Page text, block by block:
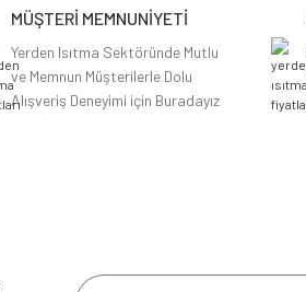
MÜŞTERİ MEMNUNİYETİ
Yerden Isıtma Sektöründe Mutlu
ve Memnun Müşterilerle Dolu
Alışveriş Deneyimi için Buradayız